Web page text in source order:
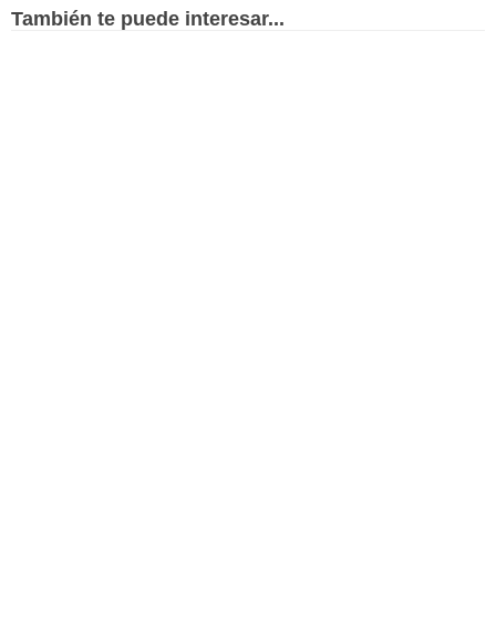
También te puede interesar...